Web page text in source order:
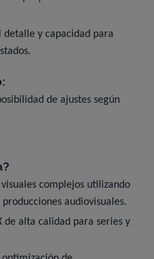
y capacidad para
de ajustes según
complejos utilizando
producciones audiovisuales.
de alta calidad para series y